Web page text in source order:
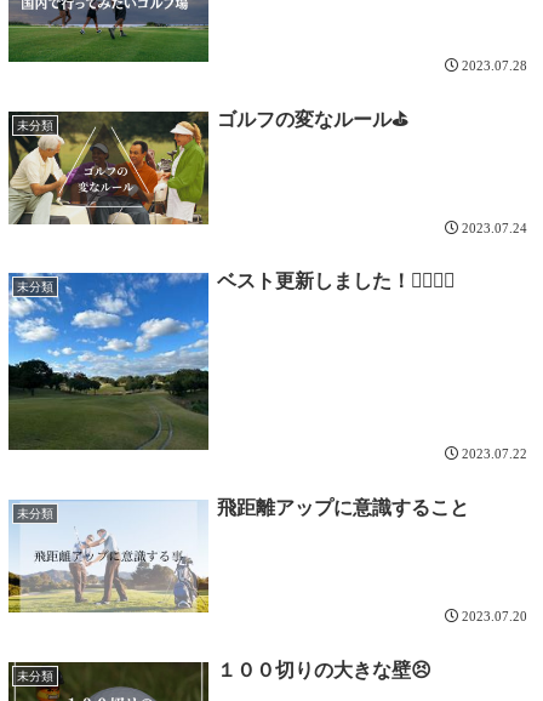
2023.07.28
未分類 ゴルフの変なルール⛳
2023.07.24
未分類 ベスト更新しました！🏌🏽‍♀️⛳
2023.07.22
未分類 飛距離アップに意識すること
2023.07.20
未分類 １００切りの大きな壁😣